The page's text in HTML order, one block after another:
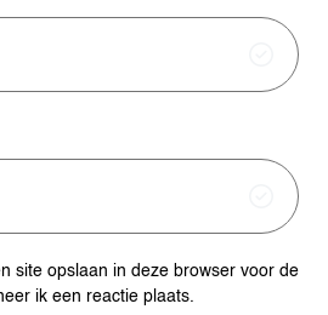
site opslaan in deze browser voor de
ik een reactie plaats.